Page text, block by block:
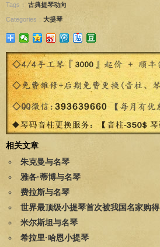
Tags： 古典提琴动向
Categories： 大提琴
相关文章
朱克曼与名琴
雅各·蒂博与名琴
费拉斯与名琴
世界最顶级小提琴首次被我国名家购得
米尔斯坦与名琴
希拉里·哈恩小提琴